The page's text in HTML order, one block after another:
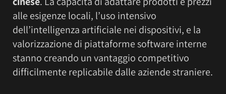
alle esigenze locali, l’uso intensivo
dell’intelligenza artificiale nei dispositivi, e la
valorizzazione di piattaforme software interne
stanno creando un vantaggio competitivo
difficilmente replicabile dalle aziende straniere.